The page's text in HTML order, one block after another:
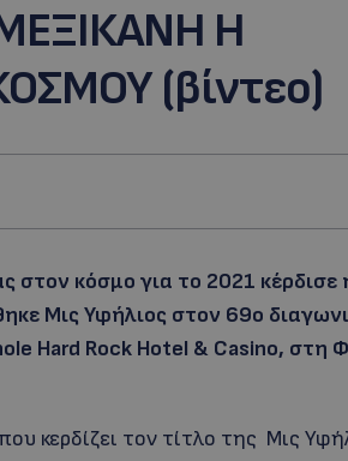
Η
(βίντεο)
στον κόσμο για το 2021
Μις Υφήλιος στον 69ο
Hard Rock Hotel & Casino, στη
κερδίζει τον τίτλο της Μις